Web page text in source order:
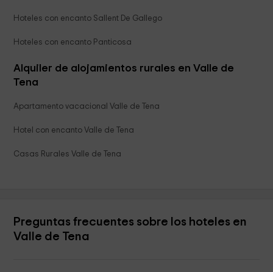
Hoteles con encanto Sallent De Gallego
Hoteles con encanto Panticosa
Alquiler de alojamientos rurales en Valle de
Tena
Apartamento vacacional Valle de Tena
Hotel con encanto Valle de Tena
Casas Rurales Valle de Tena
Preguntas frecuentes sobre los hoteles en
Valle de Tena